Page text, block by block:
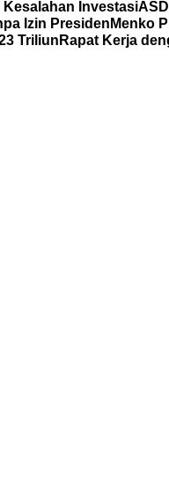
Kesalahan Investasi
Izin Presiden Menko
Triliun Rapat Kerja